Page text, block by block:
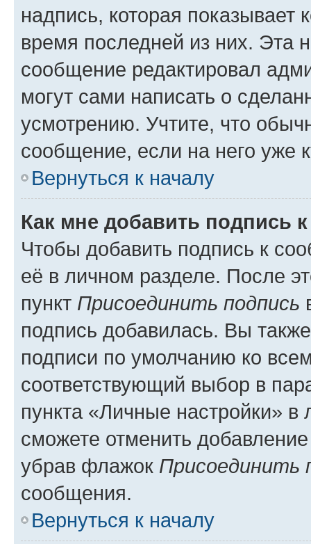
надпись, которая показывает
время последней из них. Эта
сообщение редактировал
могут сами написать о
усмотрению. Учтите, что
сообщение, если на него уже
Вернуться к началу
Как мне добавить подпись
Чтобы добавить подпись к
её в личном разделе. После
пункт Присоединить подпись
подпись добавилась. Вы
подписи по умолчанию ко
соответствующий выбор в
пункта «Личные настройки»
сможете отменить
убрав флажок Присоединить
сообщения.
Вернуться к началу